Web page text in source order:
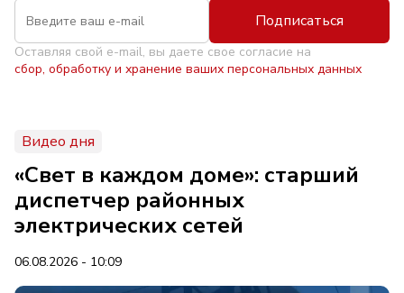
Подписаться
Оставляя свой e-mail, вы даете свое согласие на
сбор, обработку и хранение ваших персональных данных
Видео дня
«Свет в каждом доме»: старший
диспетчер районных
электрических сетей
06.08.2026 - 10:09